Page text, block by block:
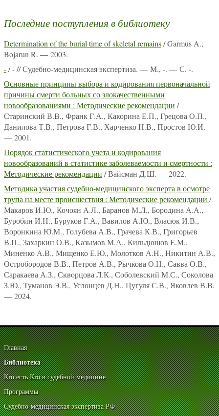
Последние поступления в библиотеку
Determination of the burial time of skeletal remains/ Garmus A.,
Bojarun R. — 2003.
-/ - // Судебно-медицинская экспертиза. — М., -. — С. -.
Основные принципы выбора и кодирования первоначальной
причины смерти больных со злокачественными
новообразованиями : Методические рекомендации /
Старинский В.В., Франк Г.А., Какорина Е.П., Грецова О.П.,
Данилова Т.В., Петрова Г.В., Харченко Н.В., Простов Ю.И.
— 2001.
Порядок статистического учета и кодирования
новообразований в статистике заболеваемости и смертности :
Методические рекомендации / Вайсман Д.Ш. — 2022.
Методика участия судебно-медицинского эксперта в осмотре
трупа на месте происшествия : Методические рекомендации /
Макаров И.Ю., Кочоян А.Л., Баранов М.Л., Бородина А.А.,
Буробин И.Н., Буруков Г.А., Вавилов А.Ю., Власюк И.В.,
Воронкина Ю.М., Голубева А.В., Грачева К.В., Григорьев
В.П., Захаркин О.В., Казымов М.А., Кильдюшов Е.М.,
Миненко А.В., Мищенко Е.Ю., Молотков А.Н., Никитин А.В.,
Остробородов В.В., Петров А.В., Рычкова О.Н., Савва О.В.,
Саракаева А.З., Скворцова Л.К., Соболевский М.С., Соколова
З.Ю., Туманов Э.В., Услонцев Д.Н., Цугуля С.В., Яковлев В.В.
— 2024.
Главная
Библиотека
Кто есть Кто в судебной медицине
Программы
Судебно-медицинская экспертиза РФ